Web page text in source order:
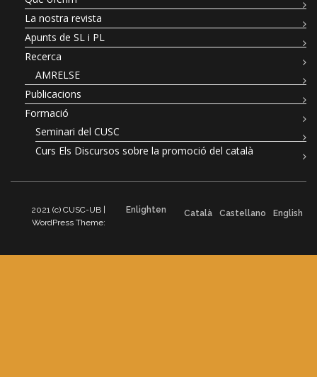
La nostra revista
Apunts de SL i PL
Recerca
AMRELSE
Publicacions
Formació
Seminari del CUSC
Curs Els Discursos sobre la promoció del català
2021 (c) CUSC-UB |
WordPress Theme:
Enlighten Català Castellano English